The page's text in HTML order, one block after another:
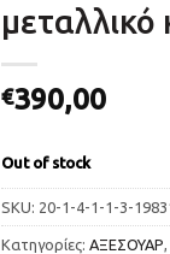
μεταλλικό
€390,00
Out of stock
SKU: 20-1-4-1-1-3-
Κατηγορίες: ΑΞΕΣΟΥΑΡ,